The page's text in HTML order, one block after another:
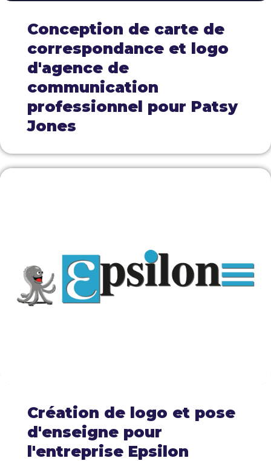
Conception de carte de
correspondance et logo
d'agence de
communication
professionnel pour Patsy
Jones
Création de logo et pose
d'enseigne pour
l'entreprise Epsilon